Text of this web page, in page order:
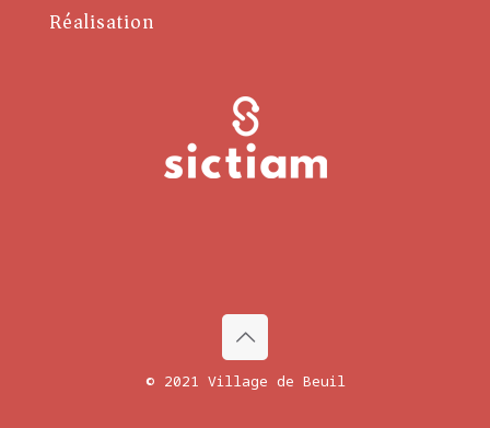
Réalisation
© 2021 Village de Beuil